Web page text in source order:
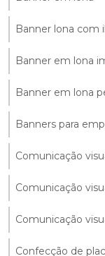
Banner lona com
Banner em lona
Banner em lona
Banners para
Comunicação
Comunicação
Comunicação
Confecção de